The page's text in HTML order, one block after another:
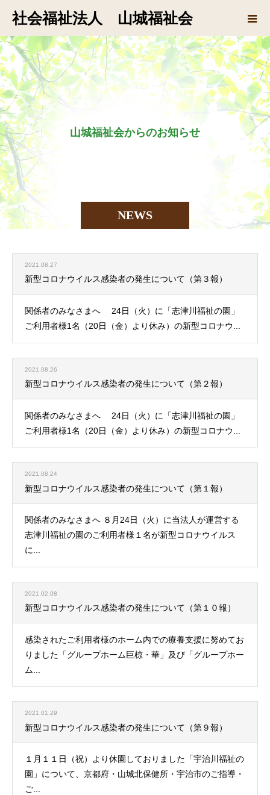
社会福祉法人 山城福祉会
NEWS
城福祉会からのお知ら せで
2021.08.27
新型コロナウイルス感染者の発生について（第３報）
関係者のみなさまへ 24日（火）に「志津川福祉の園」
ご利用者様1名（20日（金）より休み）の新型コロナウ...
2021.08.26
新型コロナウイルス感染者の発生について（第２報）
関係者のみなさまへ 24日（火）に「志津川福祉の園」
ご利用者様1名（20日（金）より休み）の新型コロナウ...
2021.08.24
新型コロナウイルス感染者の発生について（第１報）
関係者のみなさまへ ８月24日（火）に当法人が運営する
志津川福祉の園のご利用者様１名が新型コロナウイルス
に...
2021.02.08
新型コロナウイルス感染者の発生について（第１０報）
感染されたご利用者様のホーム内での療養支援に努めてお
りました「グループホーム巨椋・華」及び「グループホー
ム...
2021.01.29
新型コロナウイルス感染者の発生について（第９報）
１月１１日（祝）より休園しておりました「宇治川福祉の
園」について、京都府・山城北保健所・宇治市のご指導・
ご...